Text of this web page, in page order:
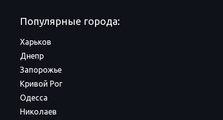
Популярные города:
Харьков
Днепр
Запорожье
Кривой Рог
Одесса
Николаев